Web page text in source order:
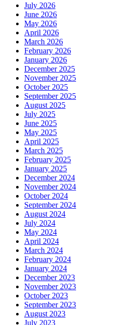
July 2026
June 2026
May 2026
April 2026
March 2026
February 2026
January 2026
December 2025
November 2025
October 2025
September 2025
August 2025
July 2025
June 2025
May 2025
April 2025
March 2025
February 2025
January 2025
December 2024
November 2024
October 2024
September 2024
August 2024
July 2024
May 2024
April 2024
March 2024
February 2024
January 2024
December 2023
November 2023
October 2023
September 2023
August 2023
July 2023